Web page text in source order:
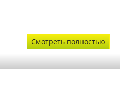
Смотреть полностью